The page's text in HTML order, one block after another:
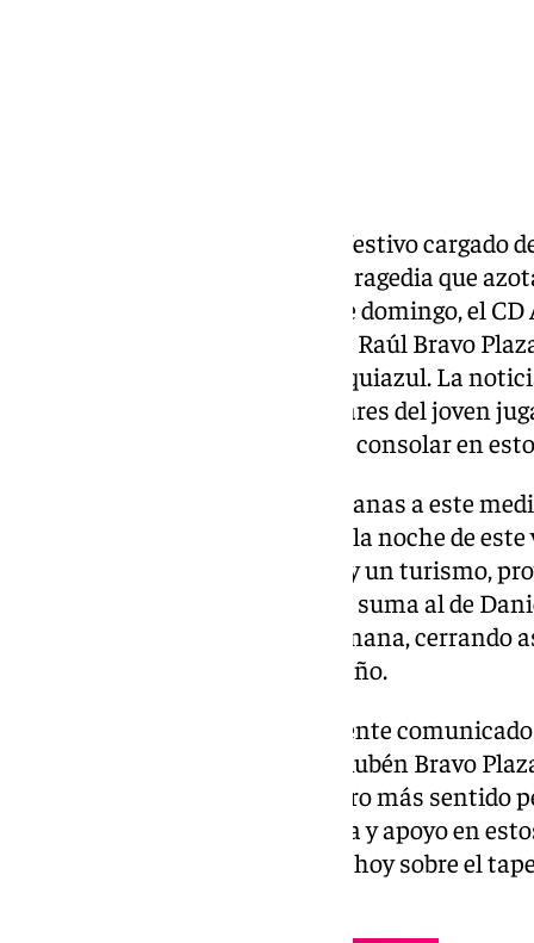
Lo que debería ser un domingo festivo cargado
se ha convertido en una nueva tragedia que
provincia. En la mañana de este domingo, el
oficialmente el fallecimiento de Raúl Bravo
perteneciente al conjunto blanquiazul. La
mensajes en apoyo a los familiares del joven
identificados y a los que buscan consolar en
Tal y como indican fuentes cercanas a este
un accidente de tráfico durante la noche de
colisión entre una motocicleta y un turismo,
del joven jugador. Este hecho se suma al de
que perdió su vida la pasada semana, cerrando
panorama futbolístico malagueño.
El CD Alhaurino emitió el siguiente
comunicar el fallecimiento de Rubén Bravo
juvenil. Queremos enviar nuestro más sentido
amigos, así como nuestra fuerza y apoyo en
En los partidos que se disputen hoy sobre el